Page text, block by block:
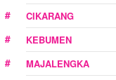
CIKARANG
KEBUMEN
MAJALENGKA